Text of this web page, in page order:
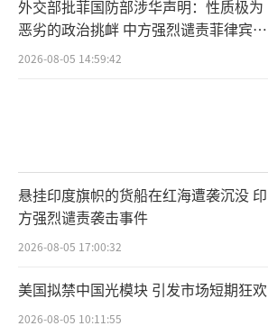
外交部批菲国防部涉华声明：性质极为
恶劣的政治挑衅 中方强烈谴责菲律宾行
为
2026-08-05 14:59:42
悬挂印度旗帜的货船在红海遭袭沉没 印
方强烈谴责袭击事件
2026-08-05 17:00:32
美国拟禁中国光模块 引发市场短期狂欢
2026-08-05 10:11:55